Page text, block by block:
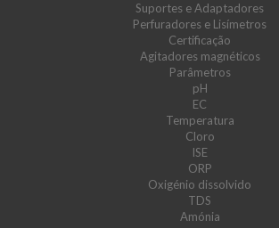
Suportes e Adaptadores
Perfuradores e Lisímetros
Certificação
Agitadores magnéticos
Parâmetros
pH
EC
Temperatura
Cloro
ISE
ORP
Oxigénio dissolvido
TDS
Amónia